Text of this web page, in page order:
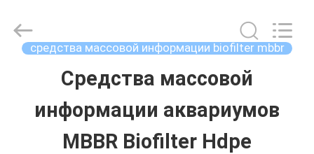
ДОМОЙ
ПРОДУКТЫ
LuoX
Plastic
CO.,LTD.
средства массовой информации biofilter mbbr
Средства массовой
информации аквариумов
MBBR Biofilter Hdpe